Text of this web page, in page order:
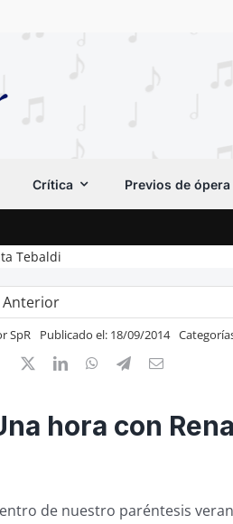
Crítica Previos de ópera
Tebaldi
Anterior
SpR Publicado el: 18/09/2014
hora con
de nuestro paréntesis